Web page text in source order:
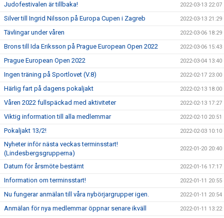
Judofestivalen är tillbaka! 2022-03-13 22:07
Silver till Ingrid Nilsson på Europa Cupen i Zagreb 2022-03-13 21:29
Tävlingar under våren 2022-03-06 18:29
Brons till Ida Eriksson på Prague European Open 2022 2022-03-06 15:43
Prague European Open 2022 2022-03-04 13:40
Ingen träning på Sportlovet (V.8) 2022-02-17 23:00
Härlig fart på dagens pokaljakt 2022-02-13 18:00
Våren 2022 fullspäckad med aktiviteter 2022-02-13 17:27
Viktig information till alla medlemmar 2022-02-10 20:51
Pokaljakt 13/2! 2022-02-03 10:10
Nyheter inför nästa veckas terminsstart!
(Lindesbergsgrupperna)
2022-01-20 20:40
Datum för årsmöte bestämt 2022-01-16 17:17
Information om terminsstart! 2022-01-11 20:55
Nu fungerar anmälan till våra nybörjargrupper igen. 2022-01-11 20:54
Anmälan för nya medlemmar öppnar senare ikväll 2022-01-11 13:22